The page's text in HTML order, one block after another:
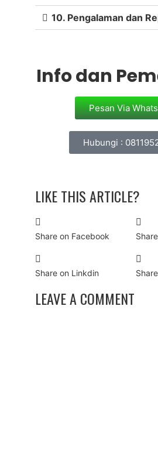
10. Pengalaman dan
Info dan
Pesan Via
Hubungi :
LIKE THIS ARTICLE?
Share on Facebook
Share on Linkdin
LEAVE A COMMENT